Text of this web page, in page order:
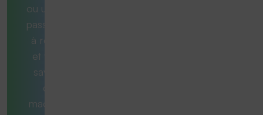
ou une tâche
passionnante
à résoudre
et vous ne
savez pas
quelle
machine est